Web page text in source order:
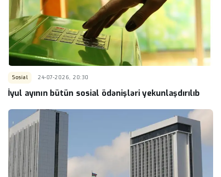
Sosial 24-07-2026, 20:30
İyul ayının bütün sosial ödənişləri yekunlaşdırılıb